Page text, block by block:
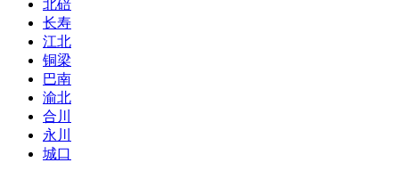
北碚
长寿
江北
铜梁
巴南
渝北
合川
永川
城口